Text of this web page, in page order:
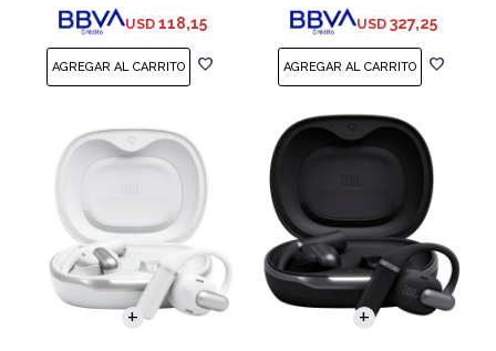
USD 118,15 USD 327,25